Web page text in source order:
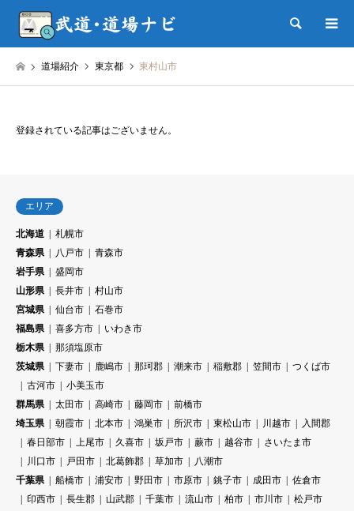
検索
道場紹介 東京都 東村山市
登録されている記事はございません。
エリア
北海道
札幌市
青森県
八戸市
青森市
岩手県
盛岡市
山形県
長井市
村山市
宮城県
仙台市
石巻市
福島県
喜多方市
いわき市
栃木県
那須塩原市
茨城県
下妻市 鹿嶋市 那珂郡 潮来市 稲敷郡 笠間市
つくば市
古河市
小美玉市
群馬県
太田市 高崎市 藤岡市
前橋市
埼玉県
朝霞市 北本市 鴻巣市 所沢市 東松山市 川越市
入間郡
春日部市
上尾市 久喜市 坂戸市 蕨市 越谷市
さいたま市
川口市
戸田市 北葛飾郡 草加市
八潮市
千葉県
船橋市 浦安市 野田市 市原市 銚子市 成田市
佐倉市
印西市
長生郡 山武郡 千葉市 流山市 柏市 市川市
松戸市